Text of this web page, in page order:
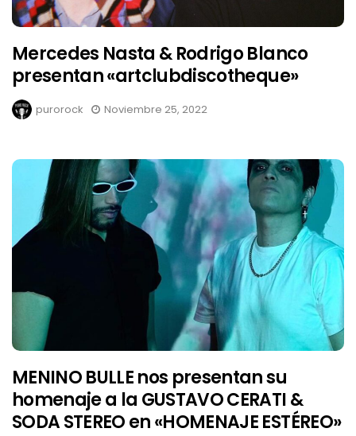
Mercedes Nasta & Rodrigo Blanco
presentan «artclubdiscotheque»
purorock Noviembre 25, 2022
MENINO BULLE nos presentan su
homenaje a la GUSTAVO CERATI &
SODA STEREO en «HOMENAJE ESTÉREO»